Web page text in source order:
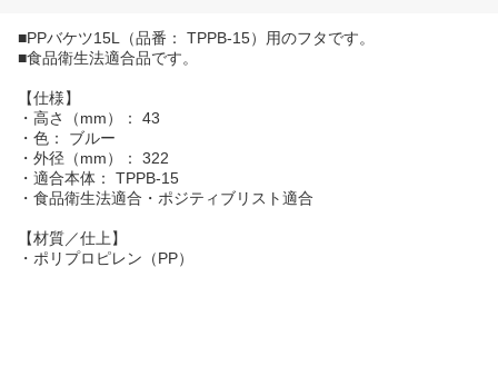
■PPバケツ15L（品番： TPPB-15）用のフタです。
■食品衛生法適合品です。
【仕様】
・高さ（mm）： 43
・色： ブルー
・外径（mm）： 322
・適合本体： TPPB-15
・食品衛生法適合・ポジティブリスト適合
【材質／仕上】
・ポリプロピレン（PP）